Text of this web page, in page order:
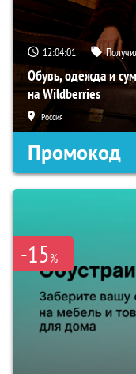
12:04:00
Обувь, одежда и
на Wildberries
Россия
Промокод
-15%